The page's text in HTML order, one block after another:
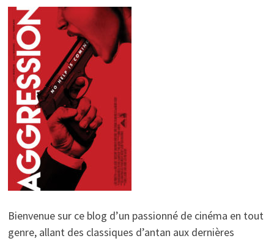
Bienvenue sur ce blog d’un passionné de cinéma en tout
genre, allant des classiques d’antan aux dernières